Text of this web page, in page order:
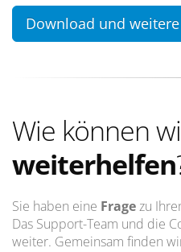
Download und
Wie können
weiterhelfen
Sie haben eine Fragezu
Das Support-Team und die
weiter. Gemeinsam finden